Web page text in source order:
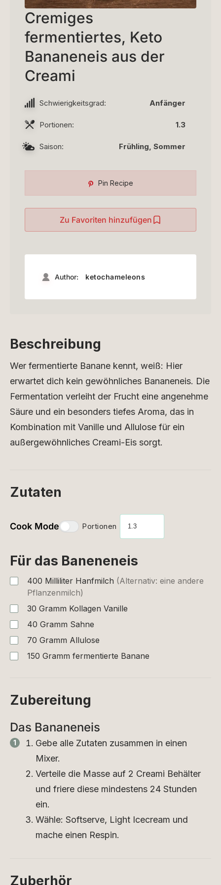
Cremiges
fermentiertes, Keto
Bananeneis aus der
Creami
Schwierigkeitsgrad: Anfänger
Portionen: 1.3
Saison: Frühling, Sommer
Pin Recipe
Zu Favoriten hinzufügen
Author: ketochameleons
Beschreibung
Wer fermentierte Banane kennt, weiß: Hier
erwartet dich kein gewöhnliches Bananeneis. Die
Fermentation verleiht der Frucht eine angenehme
Säure und ein besonders tiefes Aroma, das in
Kombination mit Vanille und Allulose für ein
außergewöhnliches Creami-Eis sorgt.
Zutaten
Cook Mode Portionen
Für das Baneneneis
400 Milliliter Hanfmilch (Alternativ: eine andere
Pflanzenmilch)
30 Gramm Kollagen Vanille
40 Gramm Sahne
70 Gramm Allulose
150 Gramm fermentierte Banane
Zubereitung
Das Bananeneis
Gebe alle Zutaten zusammen in einen
Mixer.
Verteile die Masse auf 2 Creami Behälter
und friere diese mindestens 24 Stunden
ein.
Wähle: Softserve, Light Icecream und
mache einen Respin.
Zuberhör